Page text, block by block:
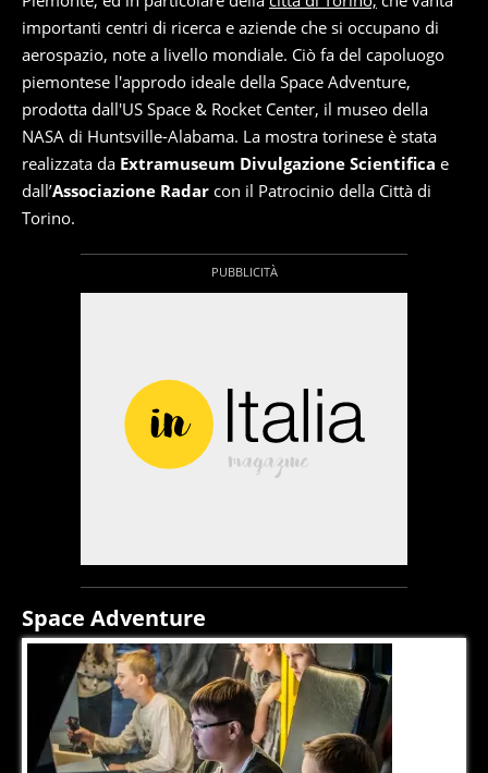
importanti centri di ricerca e aziende che si occupano di
aerospazio, note a livello mondiale. Ciò fa del capoluogo
piemontese l'approdo ideale della Space Adventure,
prodotta dall'US Space & Rocket Center, il museo della
NASA di Huntsville-Alabama. La mostra torinese è stata
realizzata da Extramuseum Divulgazione Scientifica e
dall’Associazione Radar con il Patrocinio della Città di
Torino.
Space Adventure